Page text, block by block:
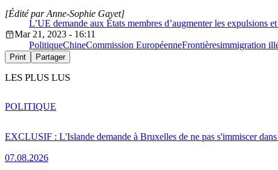
L’UE demande aux États membres d’augmenter les expulsions
[Édité par Anne-Sophie Gayet]
Mar 21, 2023 - 16:11
PolitiqueChineCommission EuropéenneFrontièresimmigration
Print Partager
LES PLUS LUS
EXCLUSIF : L'Islande demande à Bruxelles de ne pas s'immiscer
07.08.2026
POLITIQUE